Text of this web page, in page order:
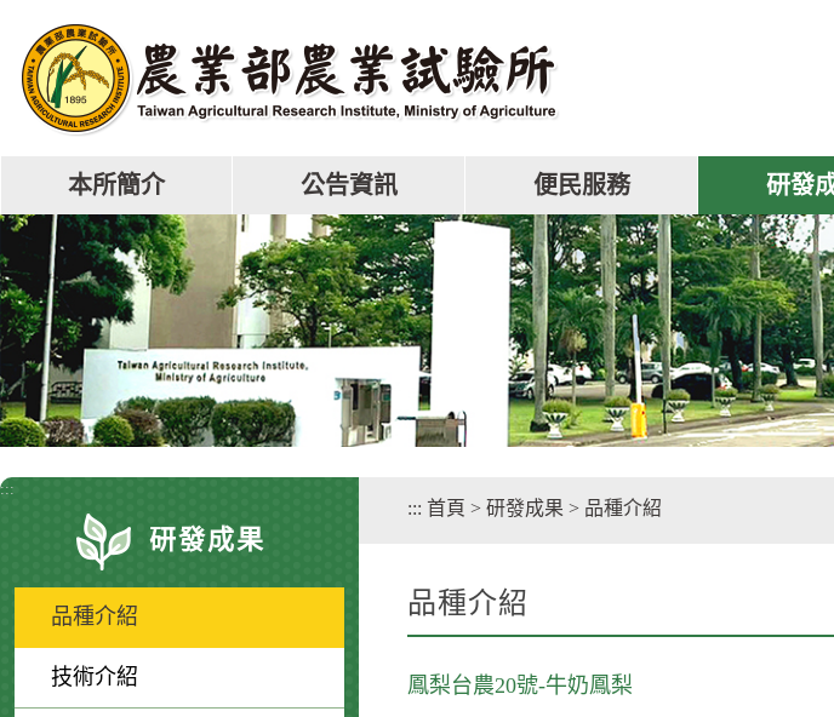
本所簡介 公告資訊 便民服務 研發
:::
研發成果
品種介紹
技術介紹
::: 首頁 > 研發成果 > 品種介紹
品種介紹
鳳梨台農20號-牛奶鳳梨